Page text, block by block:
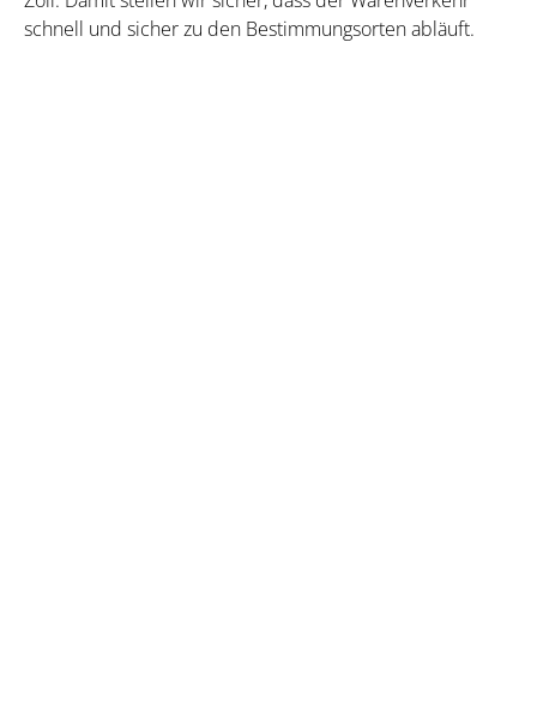
schnell und sicher zu den Bestimmungsorten abläuft.